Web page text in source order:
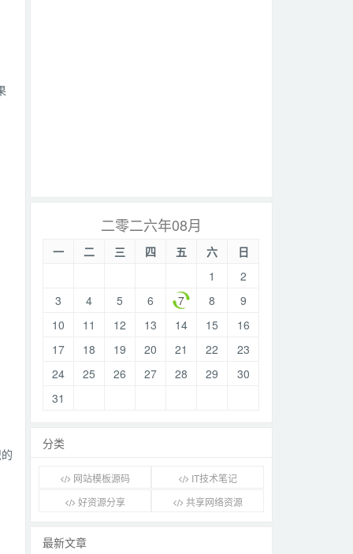
二零二六年08月
一 二 三 四 五 六
日
1
2
3
4 5 6 7 8
9
10
11 12 13 14 15
16
17
18 19 20 21 22
23
24
25 26 27 28 29
30
31
分类
网站模板源码
IT技术笔记
好资源分享
共享网络资源
最新文章